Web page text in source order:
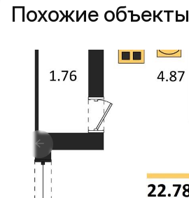
Похожие объекты